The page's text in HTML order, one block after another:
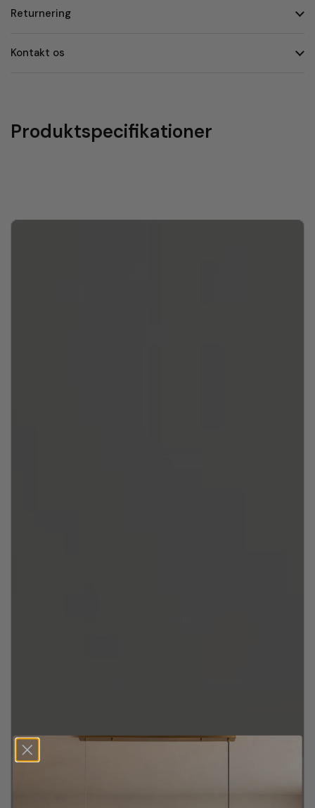
Returnering
Kontakt os
Produktspecifikationer